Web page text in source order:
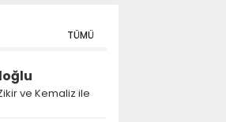
TÜMÜ
ve Kemaliz ile